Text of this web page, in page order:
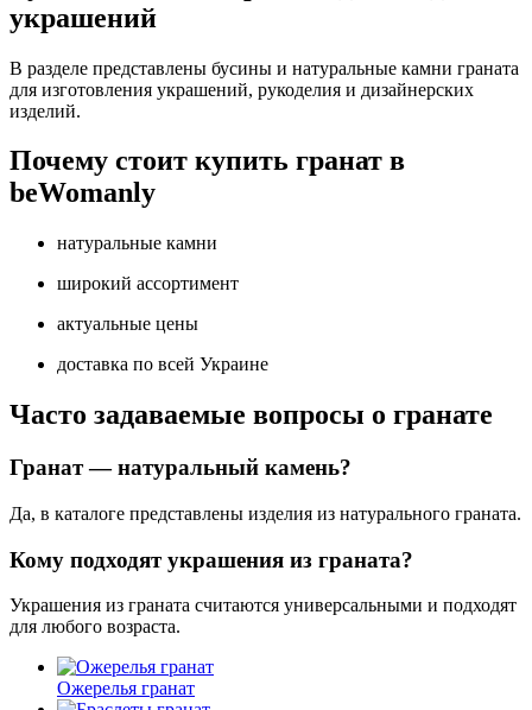
украшений
В разделе представлены бусины и натуральные камни граната
для изготовления украшений, рукоделия и дизайнерских
изделий.
Почему стоит купить гранат в
beWomanly
натуральные камни
широкий ассортимент
актуальные цены
доставка по всей Украине
Часто задаваемые вопросы о гранате
Гранат — натуральный камень?
Да, в каталоге представлены изделия из натурального граната.
Кому подходят украшения из граната?
Украшения из граната считаются универсальными и подходят
для любого возраста.
Ожерелья гранат